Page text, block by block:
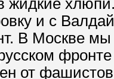
жидкие
и с
В Москве
от